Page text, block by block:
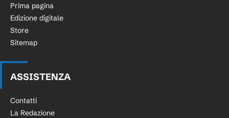
Prima pagina
Edizione digitale
Store
Sitemap
ASSISTENZA
Contatti
La Redazione